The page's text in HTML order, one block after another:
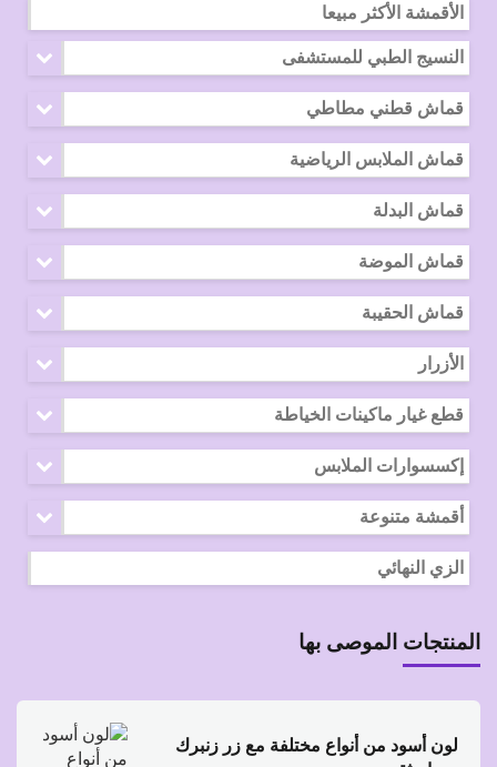
الأقمشة الأكثر مبيعا
النسيج الطبي للمستشفى
قماش قطني مطاطي
قماش الملابس الرياضية
قماش البدلة
قماش الموضة
قماش الحقيبة
الأزرار
قطع غيار ماكينات الخياطة
إكسسوارات الملابس
أقمشة متنوعة
الزي النهائي
المنتجات الموصى بها
لون أسود من أنواع مختلفة مع زر زنبرك